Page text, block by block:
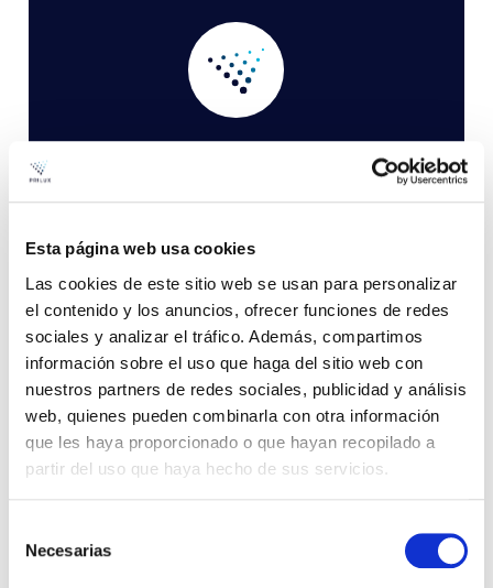
Esta página web usa cookies
Las cookies de este sitio web se usan para personalizar
el contenido y los anuncios, ofrecer funciones de redes
sociales y analizar el tráfico. Además, compartimos
información sobre el uso que haga del sitio web con
nuestros partners de redes sociales, publicidad y análisis
web, quienes pueden combinarla con otra información
que les haya proporcionado o que hayan recopilado a
partir del uso que haya hecho de sus servicios.
Necesarias
¿Tienes alguna consulta?
Si te han surgido dudas o tienes algún comentario
sobre este post, ponte en contacto con nosotros y
CONTACTAR